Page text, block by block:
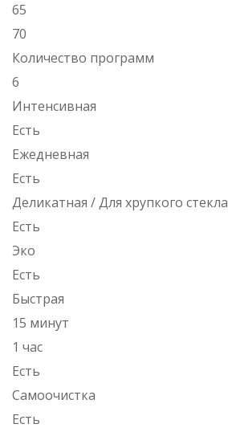
65
70
Количество программ
6
Интенсивная
Есть
Ежедневная
Есть
Деликатная / Для хрупкого стекла
Есть
Эко
Есть
Быстрая
15 минут
1 час
Есть
Самоочистка
Есть